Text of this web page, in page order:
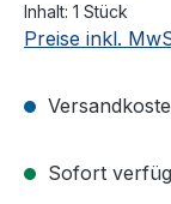
Inhalt: 1 Stück
Preise inkl.
Sofort